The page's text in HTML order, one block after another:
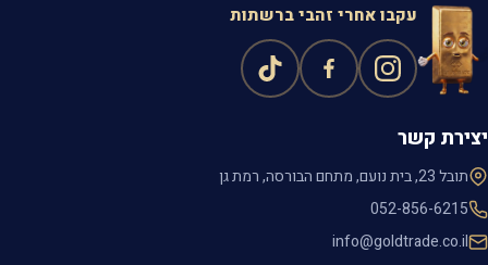
עקבו אחרי זהבי ברשתות
יצירת קשר
תובל 23, בית נועם, מתחם הבורסה, רמת גן
052-856-6215
info@goldtrade.co.il